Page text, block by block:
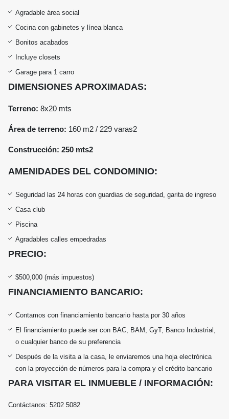
Agradable área social
Cocina con gabinetes y línea blanca
Bonitos acabados
Incluye closets
Garage para 1 carro
DIMENSIONES APROXIMADAS:
Terreno: 8x20 mts
Área de terreno: 160 m2 / 229 varas2
Construcción: 250 mts2
AMENIDADES DEL CONDOMINIO:
Seguridad las 24 horas con guardias de seguridad, garita de ingreso
Casa club
Piscina
Agradables calles empedradas
PRECIO:
$500,000 (más impuestos)
FINANCIAMIENTO BANCARIO:
Contamos con financiamiento bancario hasta por 30 años
El financiamiento puede ser con BAC, BAM, GyT, Banco Industrial,
o cualquier banco de su preferencia
Después de la visita a la casa, le enviaremos una hoja electrónica
con la proyección de números para la compra y el crédito bancario
PARA VISITAR EL INMUEBLE / INFORMACIÓN:
Contáctanos: 5202 5082